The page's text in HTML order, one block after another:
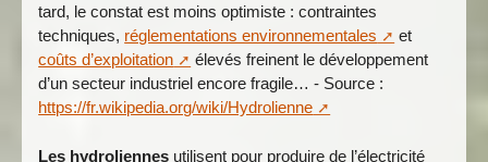
tard, le constat est moins optimiste : contraintes
techniques, réglementations environnementales
et
coûts d’exploitation
élevés freinent le développement
d’un secteur industriel encore fragile… - Source :
https://fr.wikipedia.org/wiki/Hydrolienne
Les hydroliennes utilisent pour produire de l’électricité